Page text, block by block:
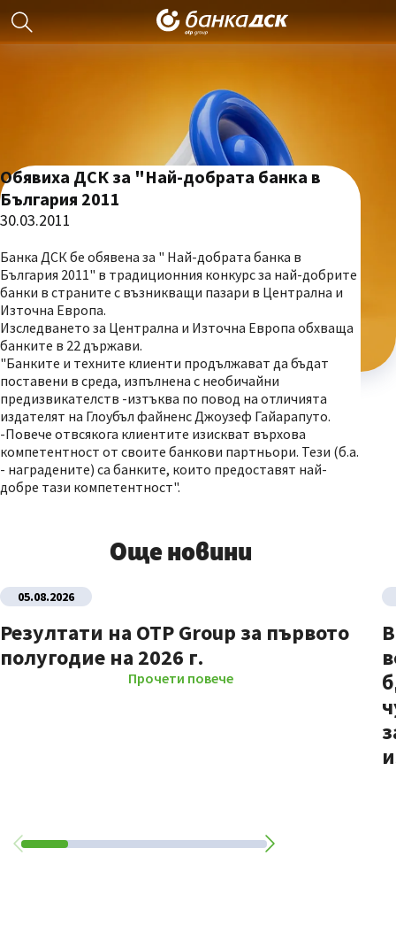
Обявиха ДСК за "Най-добрата банка в
България 2011
30.03.2011
Банка ДСК бе обявена за " Най-добрата банка в
България 2011" в традиционния конкурс за най-добрите
банки в страните с възникващи пазари в Централна и
Източна Европа.
Изследването за Централна и Източна Европа обхваща
банките в 22 държави.
"Банките и техните клиенти продължават да бъдат
поставени в среда, изпълнена с необичайни
предизвикателств -изтъква по повод на отличията
издателят на Глоубъл файненс Джоузеф Гайарапуто.
-Повече отвсякога клиентите изискват върхова
компетентност от своите банкови партньори. Тези (б.а.
- наградените) са банките, които предоставят най-
добре тази компетентност".
Още новини
05.08.2026
Резултати на OTP Group за първото
полугодие на 2026 г.
Прочети повече